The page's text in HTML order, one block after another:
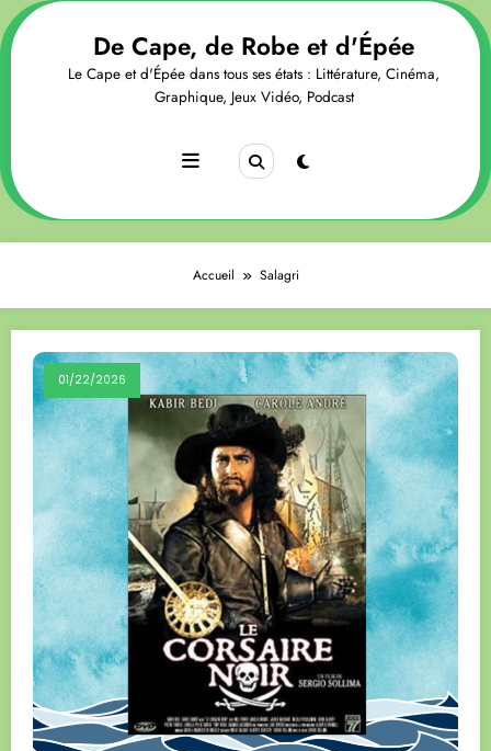
Aller
au
contenu
De Cape, de Robe et d'Épée
Le Cape et d'Épée dans tous ses états : Littérature, Cinéma,
Graphique, Jeux Vidéo, Podcast
Accueil Salagri
01/22/2026